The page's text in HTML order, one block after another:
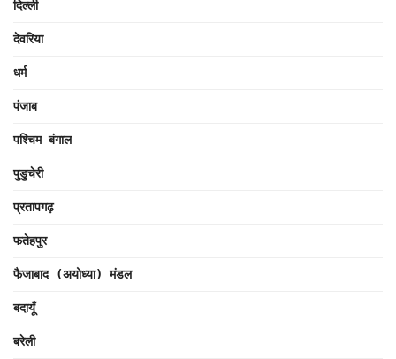
दिल्ली
देवरिया
धर्म
पंजाब
पश्चिम बंगाल
पुडुचेरी
प्रतापगढ़
फतेहपुर
फैजाबाद (अयोध्या) मंडल
बदायूँ
बरेली